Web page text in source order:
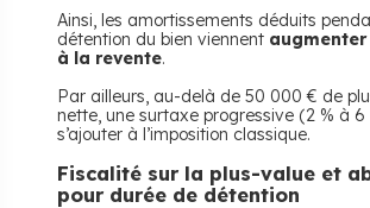
Ainsi, les amortissements déduits
détention du bien viennent augmenter
à la revente.
Par ailleurs, au-delà de 50 000 € de
nette, une surtaxe progressive (2 % à 6
s’ajouter à l’imposition classique.
​Fiscalité sur la plus-value et
pour durée de détention